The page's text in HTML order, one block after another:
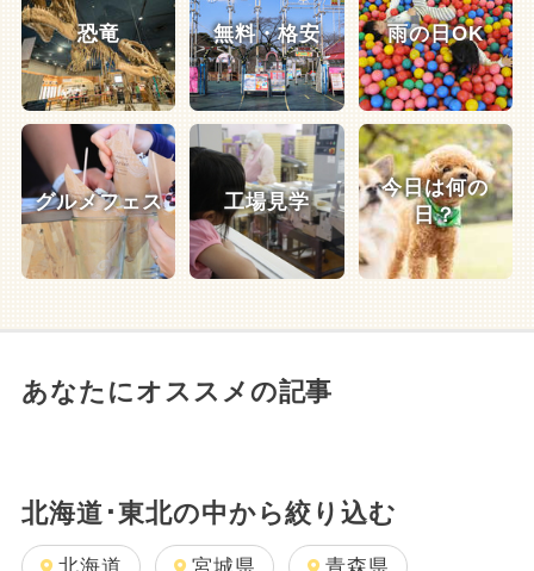
恐竜 無料・格安 雨の日OK
グルメフェス 工場見学
今日は何の
日？
あなたにオススメの記事
北海道･東北の中から絞り込む